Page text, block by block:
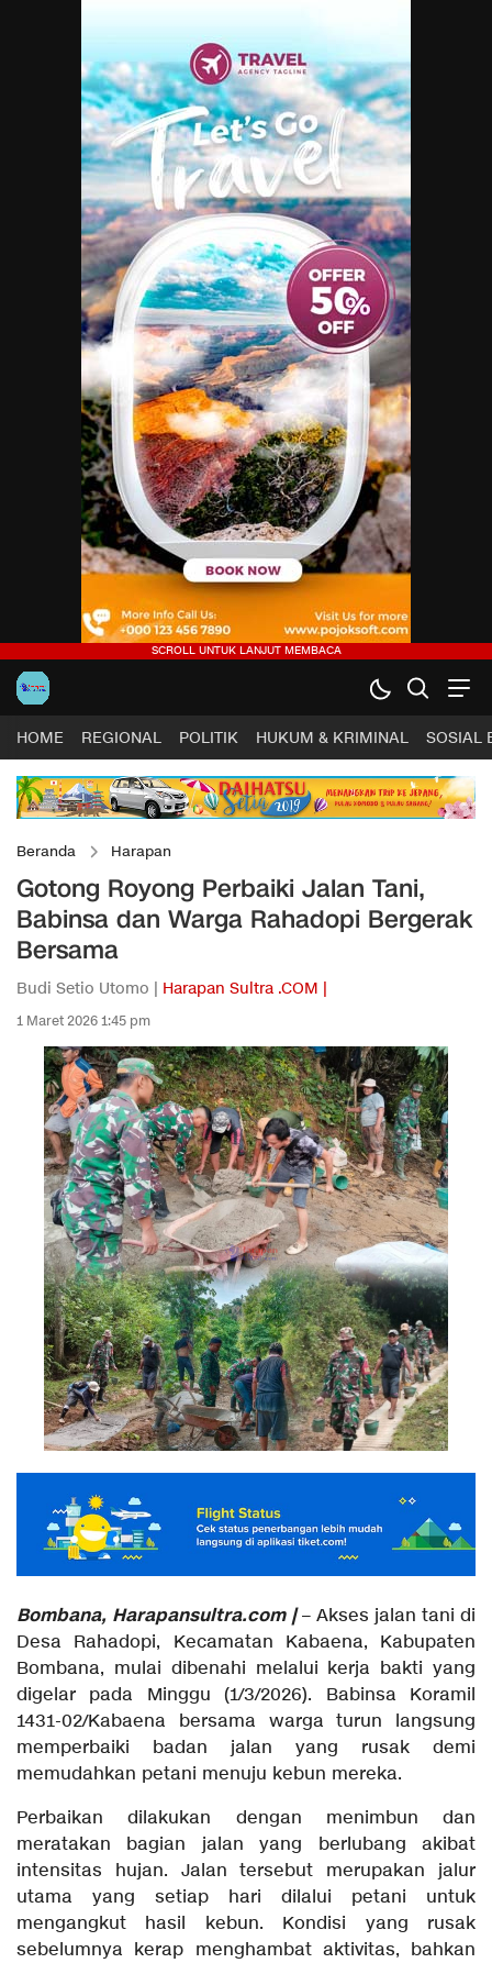
HOME REGIONAL POLITIK HUKUM & KRIMINAL SOSIAL
Beranda Harapan
Gotong Royong Perbaiki Jalan Tani,
Babinsa dan Warga Rahadopi Bergerak
Bersama
Budi Setio Utomo | Harapan Sultra .COM |
1 Maret 2026 1:45 pm
Bombana, Harapansultra.com | – Akses jalan tani di
Desa Rahadopi, Kecamatan Kabaena, Kabupaten
Bombana, mulai dibenahi melalui kerja bakti yang
digelar pada Minggu (1/3/2026). Babinsa Koramil
1431-02/Kabaena bersama warga turun langsung
memperbaiki badan jalan yang rusak demi
memudahkan petani menuju kebun mereka.
Perbaikan dilakukan dengan menimbun dan
meratakan bagian jalan yang berlubang akibat
intensitas hujan. Jalan tersebut merupakan jalur
utama yang setiap hari dilalui petani untuk
mengangkut hasil kebun. Kondisi yang rusak
sebelumnya kerap menghambat aktivitas, bahkan